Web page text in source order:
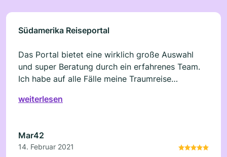
Südamerika Reiseportal
Das Portal bietet eine wirklich große Auswahl
und super Beratung durch ein erfahrenes Team.
Ich habe auf alle Fälle meine Traumreise
einer internationalen Gruppe und Vorprogramm,
mit Menschen und Tieren (v. a. Pinguinen)! Vielen
Dank!
weiterlesen
Mar42
14. Februar 2021